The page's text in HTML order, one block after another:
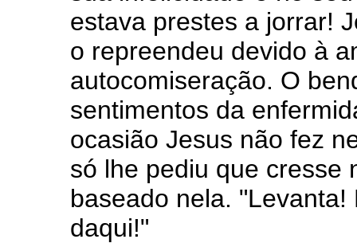
estava prestes a jorrar!
o repreendeu devido à
autocomiseração. O
sentimentos da
ocasião Jesus não fez
só lhe pediu que cresse
baseado nela.
daqui!"